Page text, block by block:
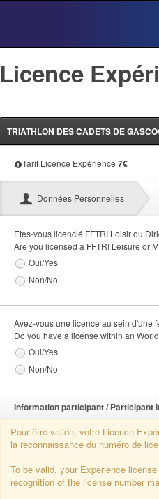
Licence
TRIATHLON DES CADETS DE
Tarif Licence Expérience 7€
Données Personnelles
Êtes-vous licencié FFTRI Loisir ou
Are you licensed a FFTRI Leisure or
Oui/Yes
Non/No
Avez-vous une licence au sein d'une
Do you have a license within an
Oui/Yes
Non/No
Information participant / Participant
Pour être valide, votre Licence
la reconnaissance du numéro de
To be valid, your Experience
recognition of the license number